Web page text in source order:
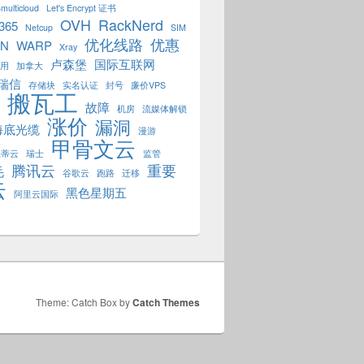
Let's Encrypt 证书
Netcup OVH RackNerd SIM
WARP Xray 优化线路 优惠
加拿大 卢森堡 国际互联网
信 存储块 实名认证 封号 廉价VPS
搬瓦工 故障 机房 流媒体解锁
底光缆 涨价 漏洞
漫游
云 瑞士 甲骨文云 监管
腾讯云 谷歌云 跑路 迁移 重要
阿里云国际 黑色星期五
Theme: Catch Box byCatch Themes